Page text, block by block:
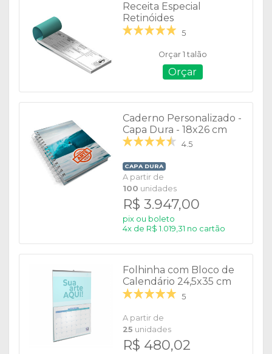
Receita Especial
Retinóides
5
Orçar 1 talão
Orçar
Caderno Personalizado -
Capa Dura - 18x26 cm
4.5
CAPA DURA
A partir de
100 unidades
R$ 3.947,00
pix ou boleto
4x de R$ 1.019,31 no cartão
Folhinha com Bloco de
Calendário 24,5x35 cm
5
A partir de
25 unidades
R$ 480,02